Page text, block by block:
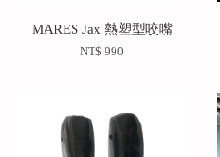
MARES Jax 熱塑型咬嘴
NT$ 990